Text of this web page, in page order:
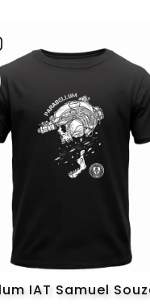
Animais
Thiago
IAT Samuel